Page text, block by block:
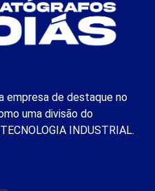
empresa de destaque no
uma divisão do
INDUSTRIAL.